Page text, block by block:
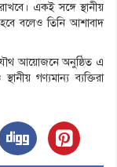
একই সঙ্গে স্থানীয়
বলেও তিনি আশাবাদ
যৌথ আয়োজনে অনুষ্ঠিত এ
গণ্যমান্য ব্যক্তিরা